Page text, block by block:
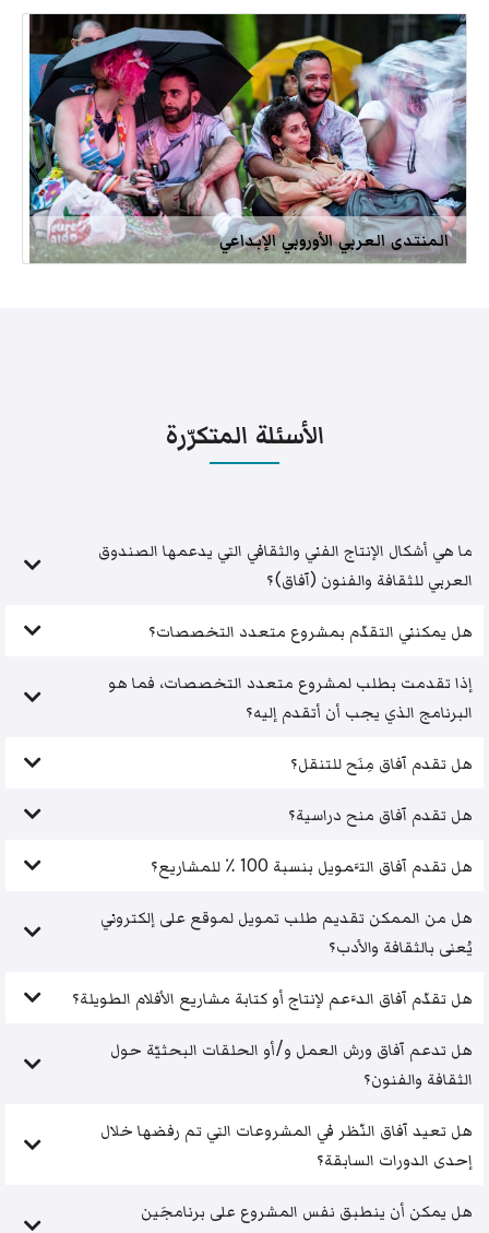
المنتدى العربي الأوروبي الإبداعي
الأسئلة المتكرّرة
ما هي أشكال الإنتاج الفني والثقافي التي يدعمها الصندوق
العربي للثقافة والفنون (آفاق)؟
هل يمكنني التقدّم بمشروع متعدد التخصصات؟
إذا تقدمت بطلب لمشروع متعدد التخصصات، فما هو
البرنامج الذي يجب أن أتقدم إليه؟
هل تقدم آفاق مِنَح للتنقل؟
هل تقدم آفاق منح دراسية؟
هل تقدم آفاق التَّمويل بنسبة 100 ٪ للمشاريع؟
هل من الممكن تقديم طلب تمويل لموقع على إلكتروني
يُعنى بالثقافة والأدب؟
هل تقدّم آفاق الدَّعم لإنتاج أو كتابة مشاريع الأفلام الطويلة؟
هل تدعم آفاق ورش العمل و/أو الحلقات البحثيّة حول
الثقافة والفنون؟
هل تعيد آفاق النّظر في المشروعات التي تم رفضها خلال
إحدى الدورات السابقة؟
هل يمكن أن ينطبق نفس المشروع على برنامجَين